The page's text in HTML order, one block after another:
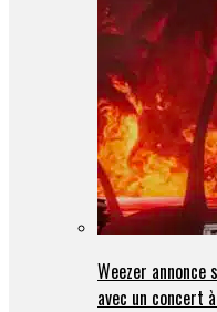
Weezer annonce
avec un concert